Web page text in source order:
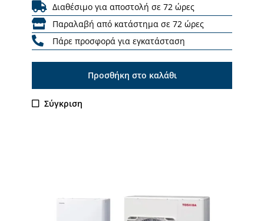
Διαθέσιμο για αποστολή σε 72 ώρες
Παραλαβή από κατάστημα σε 72 ώρες
Πάρε προσφορά για εγκατάσταση
Προσθήκη στο καλάθι
Σύγκριση